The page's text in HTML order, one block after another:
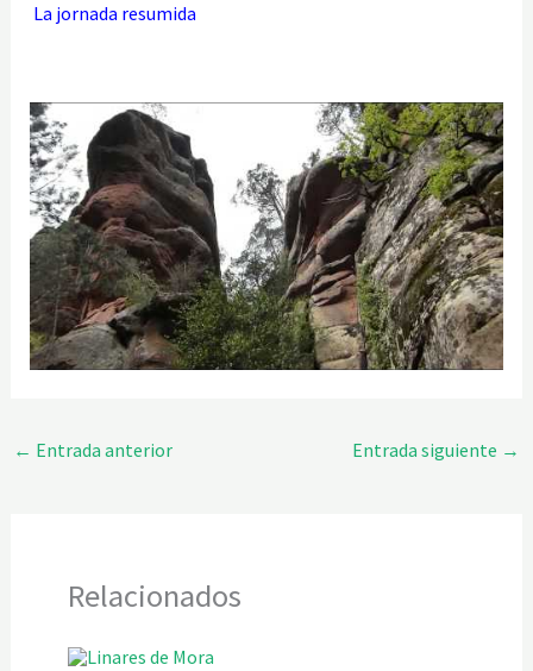
La jornada resumida
← Entrada anterior Entrada siguiente →
Relacionados